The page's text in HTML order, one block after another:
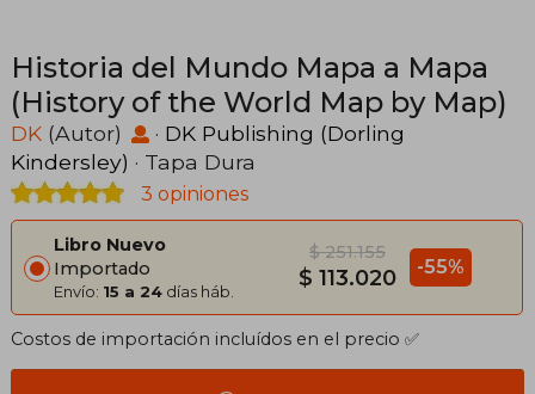
Historia del Mundo Mapa a Mapa
(History of the World Map by Map)
DK (Autor) · DK Publishing (Dorling
Kindersley) · Tapa Dura
3 opiniones
Libro Nuevo
Importado
Envío: 15 a 24 días háb.
$ 251.155
$ 113.020 -55%
Costos de importación incluídos en el precio ✅